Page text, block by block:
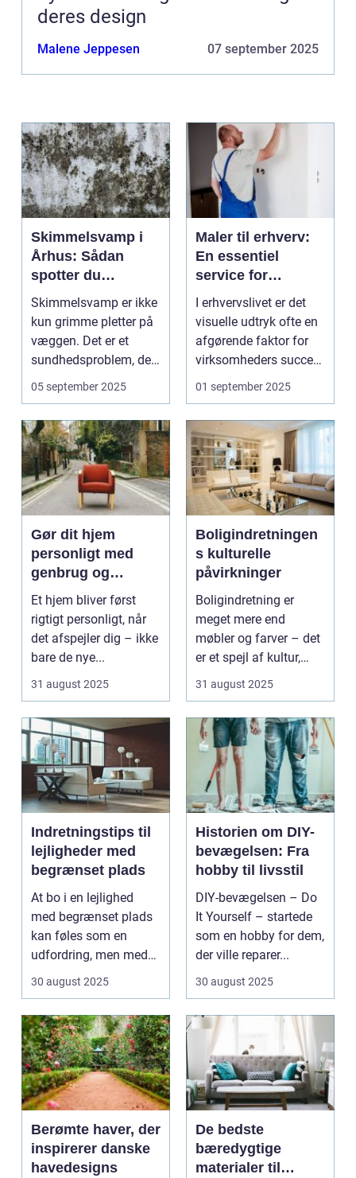
deres design
Malene Jeppesen 07 september 2025
Skimmelsvamp i
Århus: Sådan
spotter du
problemet
Skimmelsvamp er ikke
kun grimme pletter på
væggen. Det er et
sundhedsproblem, der
ofte s...
05 september 2025
Maler til erhverv:
En essentiel
service for
virksomheder
I erhvervslivet er det
visuelle udtryk ofte en
afgørende faktor for
virksomheders succes.
En ...
01 september 2025
Gør dit hjem
personligt med
genbrug og
vintage
Et hjem bliver først
rigtigt personligt, når
det afspejler dig – ikke
bare de nye...
31 august 2025
Boligindretningen
s kulturelle
påvirkninger
Boligindretning er
meget mere end
møbler og farver – det
er et spejl af kultur,
traditi...
31 august 2025
Indretningstips til
lejligheder med
begrænset plads
At bo i en lejlighed
med begrænset plads
kan føles som en
udfordring, men med
de rette ...
30 august 2025
Historien om DIY-
bevægelsen: Fra
hobby til livsstil
DIY-bevægelsen – Do
It Yourself – startede
som en hobby for dem,
der ville reparer...
30 august 2025
Berømte haver, der
inspirerer danske
havedesigns
De bedste
bæredygtige
materialer til